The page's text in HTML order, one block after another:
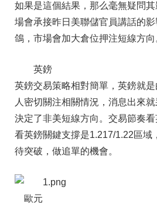
如果是這個結果，那么毫無疑問
場會承接昨日美聯儲官員講話的
鴿，市場會加大倉位押注短線方
英鎊
英鎊交易策略相對簡單，英鎊就
人密切關注相關情況，消息出來
決定了非美短線方向。交易節奏
看英鎊關鍵支撐是1.217/1.22區
待突破，做追單的機會。
歐元